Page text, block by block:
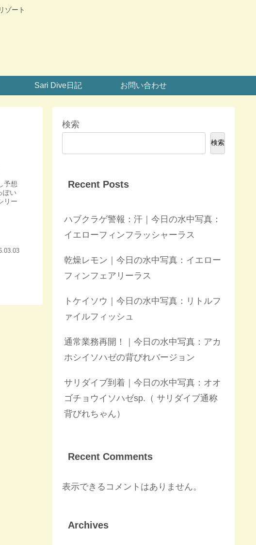
ゾート
Sari Dive日記 お問い合わせ
予想
ぽい
リー
検索
検索
Recent Posts
ハブクラゲ警報：汗｜今日の水中写真：
イエローフィンフラッシャーラス
乾燥レモン｜今日の水中写真：イエロー
フィンフェアリーラス
トケイソウ｜今日の水中写真：リトルフ
ァイルフィッシュ
通常業務再開！｜今日の水中写真：アカ
ホシイソハゼの背びれバージョン
サリダイブ到着｜今日の水中写真：オオ
ゴチョウイソハゼsp.（ サリダイブ通称
背びれちゃん）
Recent Comments
表示できるコメントはありません。
Archives